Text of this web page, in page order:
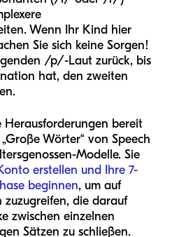
Wenn Ihr Kind hier
Sie sich keine Sorgen!
/p/-Laut zurück, bis
hat, den zweiten
Herausforderungen bereit
Wörter“ von Speech
Modelle. Sie
erstellen und Ihre 7-
beginnen, um auf
die darauf
zwischen einzelnen
Sätzen zu schließen.